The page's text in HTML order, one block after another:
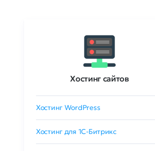
Хостинг сайтов
Хостинг WordPress
Хостинг для 1C-Битрикс